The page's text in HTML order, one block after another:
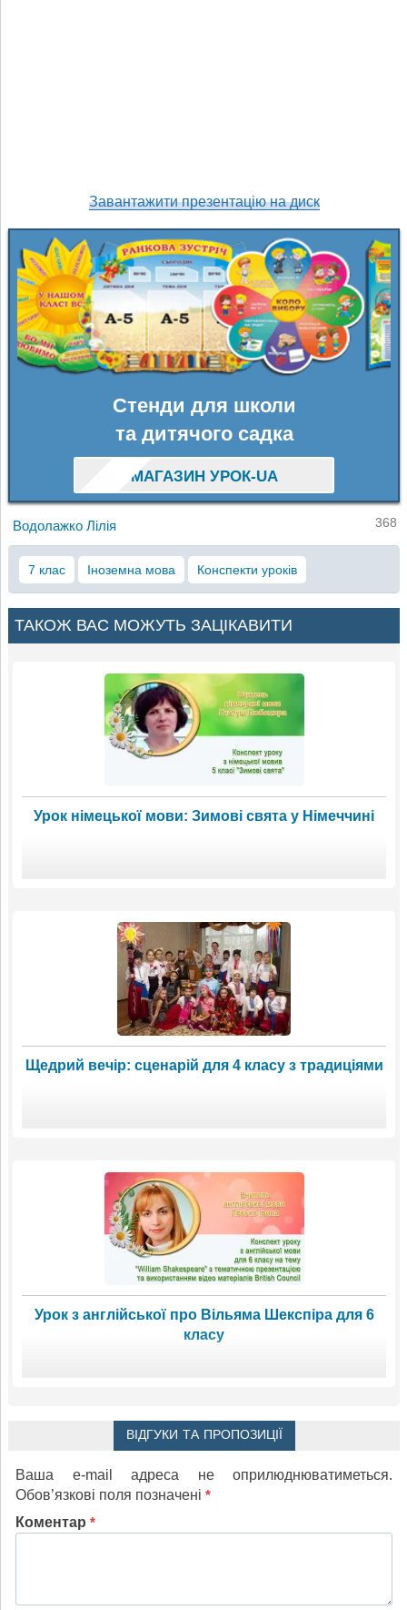
Завантажити презентацію на диск
Стенди для школи
та дитячого садка
МАГАЗИН УРОК-UA
Водолажко Лілія 368
7 клас Іноземна мова Конспекти уроків
ТАКОЖ ВАС МОЖУТЬ ЗАЦІКАВИТИ
Урок німецької мови: Зимові свята у Німеччині
Щедрий вечір: сценарій для 4 класу з традиціями
Урок з англійської про Вільяма Шекспіра для 6
класу
ВІДГУКИ ТА ПРОПОЗИЦІЇ
Ваша e-mail адреса не оприлюднюватиметься.
Обов’язкові поля позначені *
Коментар *